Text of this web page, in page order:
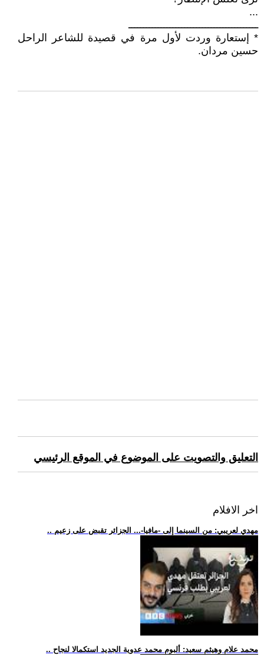
...
ــــــــــــــــــــــــــــــــــــــــــــ
* إستعارة وردت لأول مرة في قصيدة للشاعر الراحل
حسين مردان.
التعليق والتصويت على الموضوع في الموقع الرئيسي
اخر الافلام
.. مهدي لعريبي: من السينما إلى -مافيا-... الجزائر تقبض على زعيم
.. محمد علام وهيثم سعيد: ألبوم محمد عدوية الجديد استكمالا لنجاح